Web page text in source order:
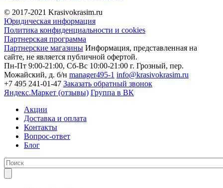
© 2017-2021 Krasivokrasim.ru
Юридическая информация
Политика конфиденциальности и cookies
Партнерская программа
Партнерские магазины Информация, представленная на
сайте, не является публичной офертой.
Пн-Пт 9:00-21:00, Сб-Вс 10:00-21:00 г. Грозный, пер.
Можайский, д. б/н manager495-1 info@krasivokrasim.ru
+7 495 241-01-47 Заказать обратный звонок
Яндекс.Маркет (отзывы) Группа в ВК
Акции
Доставка и оплата
Контакты
Вопрос-ответ
Блог